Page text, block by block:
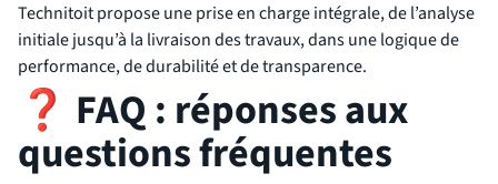
Technitoit propose une prise en charge intégrale, de l’analyse
initiale jusqu’à la livraison des travaux, dans une logique de
performance, de durabilité et de transparence.
❓ FAQ : réponses aux
questions fréquentes